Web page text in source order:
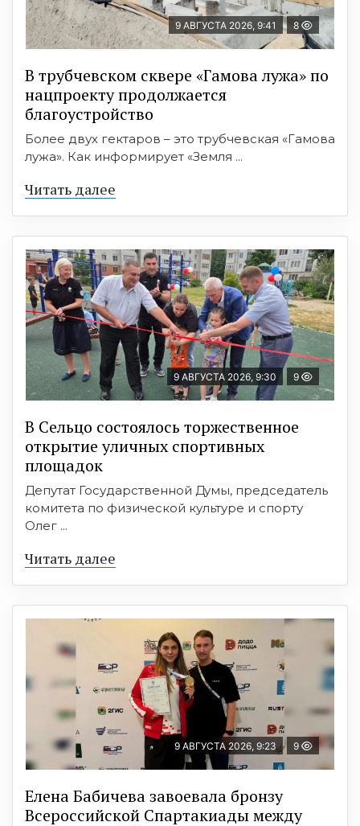
9 АВГУСТА 2026, 9:41 8
В трубчевском сквере «Гамова лужа» по
нацпроекту продолжается
благоустройство
Более двух гектаров – это трубчевская «Гамова
лужа». Как информирует «Земля ...
Читать далее
9 АВГУСТА 2026, 9:30 9
В Сельцо состоялось торжественное
открытие уличных спортивных
площадок
Депутат Государственной Думы, председатель
комитета по физической культуре и спорту
Олег ...
Читать далее
9 АВГУСТА 2026, 9:23 9
Елена Бабичева завоевала бронзу
Всероссийской Спартакиады между